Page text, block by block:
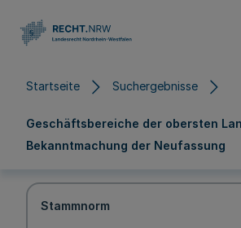
Startseite Suchergebnisse
Geschäftsbereiche der obersten
Bekanntmachung der Neufassung
Stammnorm